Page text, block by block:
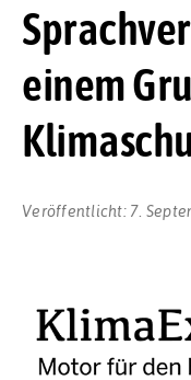
einem
Veröffentlicht: 7.